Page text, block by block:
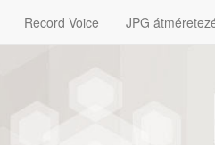
Record Voice JPG